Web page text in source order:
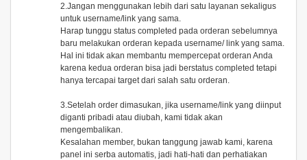
2.Jangan menggunakan lebih dari satu layanan sekaligus
untuk username/link yang sama.
Harap tunggu status completed pada orderan sebelumnya
baru melakukan orderan kepada username/ link yang sama.
Hal ini tidak akan membantu mempercepat orderan Anda
karena kedua orderan bisa jadi berstatus completed tetapi
hanya tercapai target dari salah satu orderan.
3.Setelah order dimasukan, jika username/link yang diinput
diganti pribadi atau diubah, kami tidak akan
mengembalikan.
Kesalahan member, bukan tanggung jawab kami, karena
panel ini serba automatis, jadi hati-hati dan perhatiakan